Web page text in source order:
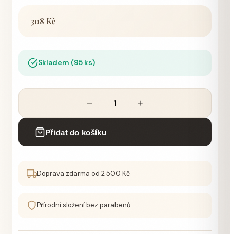
308 Kč
Skladem (95 ks)
− +
Přidat do košíku
Doprava zdarma od 2 500 Kč
Přírodní složení bez parabenů